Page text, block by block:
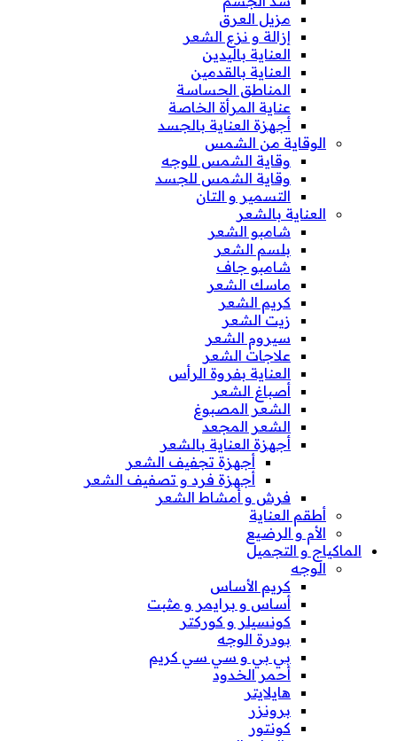
مزيل العرق
إزالة و نزع الشعر
العناية باليدين
العناية بالقدمين
المناطق الحساسة
عناية المرأة الخاصة
أجهزة العناية بالجسد
الوقاية من الشمس
وقاية الشمس للوجه
وقاية الشمس للجسد
التسمير و التان
العناية بالشعر
شامبو الشعر
بلسم الشعر
شامبو جاف
ماسك الشعر
كريم الشعر
زيت الشعر
سيروم الشعر
علاجات الشعر
العناية بفروة الرأس
أصباغ الشعر
الشعر المصبوغ
الشعر المجعد
أجهزة العناية بالشعر
أجهزة تجفيف الشعر
أجهزة فرد و تصفيف الشعر
فرش و أمشاط الشعر
أطقم العناية
الأم و الرضيع
الماكياج و التجميل
الوجه
كريم الأساس
أساس و برايمر و مثبت
كونسيلر و كوركتر
بودرة الوجه
بي بي و سي سي كريم
أحمر الخدود
هايلايتر
برونزر
كونتور